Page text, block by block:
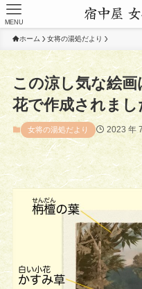
MENU
ホーム 女将の湯処だより
この涼し気な絵
花で作成されまし
女将の湯処だより 2023 年